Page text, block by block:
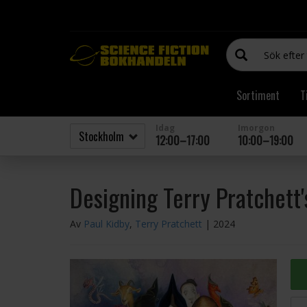
Sortiment
12:00–17:00 10:00–19:00
Designing Terry
Av Paul Kidby, Terry Pratchett | 2024